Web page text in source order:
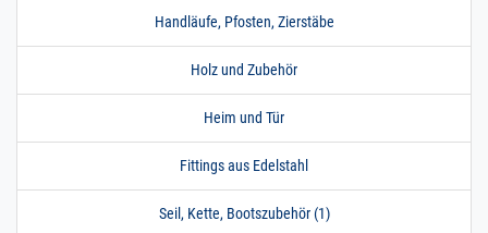
Handläufe, Pfosten, Zierstäbe
Holz und Zubehör
Heim und Tür
Fittings aus Edelstahl
Seil, Kette, Bootszubehör (1)